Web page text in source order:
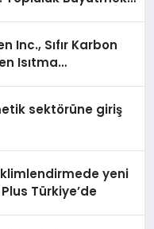
Inc., Sıfır Karbon
Isıtma
sektörüne giriş
iklimlendirmede yeni
Türkiye’de